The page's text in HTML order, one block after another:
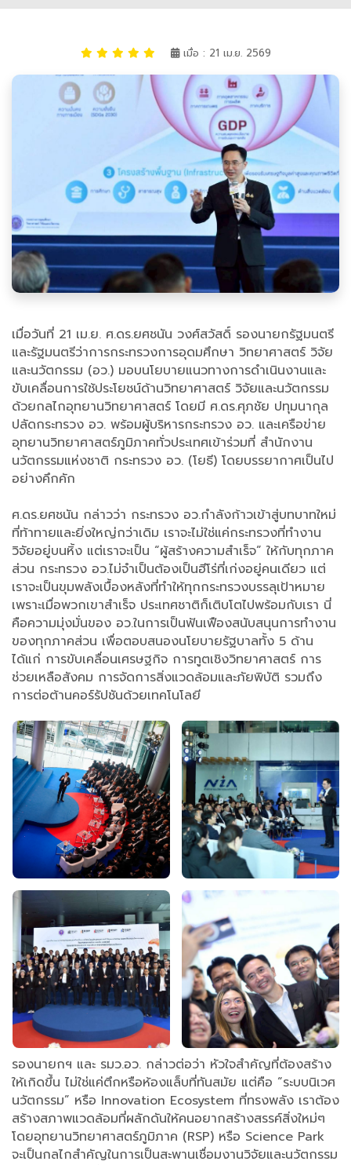
เมื่อ : 21 เม.ย. 2569
เมื่อวันที่ 21 เม.ย. ศ.ดร.ยศชนัน วงศ์สวัสดิ์ รองนายกรัฐมนตรี
และรัฐมนตรีว่าการกระทรวงการอุดมศึกษา วิทยาศาสตร์ วิจัย
และนวัตกรรม (อว.) มอบนโยบายแนวทางการดำเนินงานและ
ขับเคลื่อนการใช้ประโยชน์ด้านวิทยาศาสตร์ วิจัยและนวัตกรรม
ด้วยกลไกอุทยานวิทยาศาสตร์ โดยมี ศ.ดร.ศุภชัย ปทุมนากุล
ปลัดกระทรวง อว. พร้อมผู้บริหารกระทรวง อว. และเครือข่าย
อุทยานวิทยาศาสตร์ภูมิภาคทั่วประเทศเข้าร่วมที่ สำนักงาน
นวัตกรรมแห่งชาติ กระทรวง อว. (โยธี) โดยบรรยากาศเป็นไป
อย่างคึกคัก
ศ.ดร.ยศชนัน กล่าวว่า กระทรวง อว.กำลังก้าวเข้าสู่บทบาทใหม่
ที่ท้าทายและยิ่งใหญ่กว่าเดิม เราจะไม่ใช่แค่กระทรวงที่ทำงาน
วิจัยอยู่บนหิ้ง แต่เราจะเป็น “ผู้สร้างความสำเร็จ” ให้กับทุกภาค
ส่วน กระทรวง อว.ไม่จำเป็นต้องเป็นฮีโร่ที่เก่งอยู่คนเดียว แต่
เราจะเป็นขุมพลังเบื้องหลังที่ทำให้ทุกกระทรวงบรรลุเป้าหมาย
เพราะเมื่อพวกเขาสำเร็จ ประเทศชาติก็เติบโตไปพร้อมกับเรา นี่
คือความมุ่งมั่นของ อว.ในการเป็นฟันเฟืองสนับสนุนการทำงาน
ของทุกภาคส่วน เพื่อตอบสนองนโยบายรัฐบาลทั้ง 5 ด้าน
ได้แก่ การขับเคลื่อนเศรษฐกิจ การทูตเชิงวิทยาศาสตร์ การ
ช่วยเหลือสังคม การจัดการสิ่งแวดล้อมและภัยพิบัติ รวมถึง
การต่อต้านคอร์รัปชันด้วยเทคโนโลยี
รองนายกฯ และ รมว.อว. กล่าวต่อว่า หัวใจสำคัญที่ต้องสร้าง
ให้เกิดขึ้น ไม่ใช่แค่ตึกหรือห้องแล็บที่ทันสมัย แต่คือ “ระบบนิเวศ
นวัตกรรม” หรือ Innovation Ecosystem ที่ทรงพลัง เราต้อง
สร้างสภาพแวดล้อมที่ผลักดันให้คนอยากสร้างสรรค์สิ่งใหม่ๆ
โดยอุทยานวิทยาศาสตร์ภูมิภาค (RSP) หรือ Science Park
จะเป็นกลไกสำคัญในการเป็นสะพานเชื่อมงานวิจัยและนวัตกรรม